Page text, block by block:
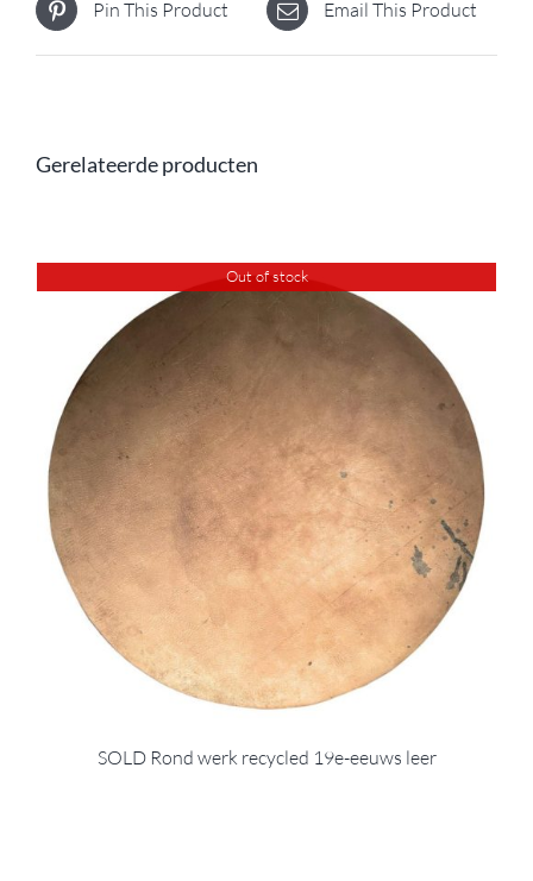
Pin This Product Email This Product
Gerelateerde producten
Out of stock
SOLD Rond werk recycled 19e-eeuws leer